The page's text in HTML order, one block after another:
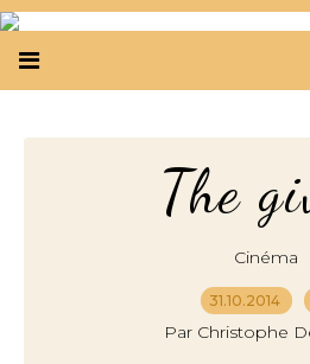
The
Cinéma
31.10.2014
Par Christophe